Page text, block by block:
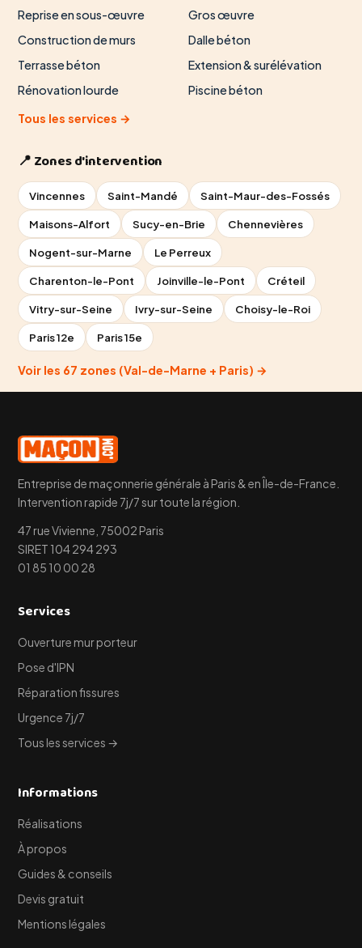
Reprise en sous-œuvre
Gros œuvre
Construction de murs
Dalle béton
Terrasse béton
Extension & surélévation
Rénovation lourde
Piscine béton
Tous les services →
📍 Zones d'intervention
Vincennes Saint-Mandé Saint-Maur-des-Fossés
Maisons-Alfort Sucy-en-Brie Chennevières
Nogent-sur-Marne Le Perreux
Charenton-le-Pont Joinville-le-Pont Créteil
Vitry-sur-Seine Ivry-sur-Seine Choisy-le-Roi
Paris 12e Paris 15e
Voir les 67 zones (Val-de-Marne + Paris) →
Entreprise de maçonnerie générale à Paris & en Île-de-France.
Intervention rapide 7j/7 sur toute la région.
47 rue Vivienne, 75002 Paris
SIRET 104 294 293
01 85 10 00 28
Services
Ouverture mur porteur
Pose d'IPN
Réparation fissures
Urgence 7j/7
Tous les services →
Informations
Réalisations
À propos
Guides & conseils
Devis gratuit
Mentions légales